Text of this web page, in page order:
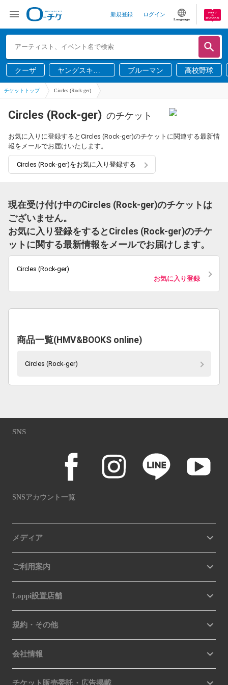
新規登録 ログイン
Language
クーザ
ヤングスキニ
ー
ブルーマン 高校野球
チケットトップ Circles (Rock-ger)
Circles (Rock-ger) のチケット
お気に入りに登録するとCircles (Rock-ger)のチケットに関連する最新情
報をメールでお届けいたします。
Circles (Rock-ger)をお気に入り登録する
現在受け付け中のCircles (Rock-ger)のチケットは
ございません。
お気に入り登録をするとCircles (Rock-ger)のチケ
ットに関する最新情報をメールでお届けします。
Circles (Rock-ger)
お気に入り登録
商品一覧(HMV&BOOKS online)
Circles (Rock-ger)
SNS
SNSアカウント一覧
メディア
ご利用案内
Loppi設置店舗
規約・その他
会社情報
チケット販売委託・広告掲載